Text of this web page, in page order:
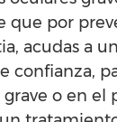
que por
acudas a
confianza,
o en el